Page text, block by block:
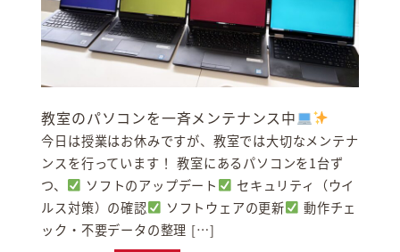
教室のパソコンを一斉メンテナンス中
今日は授業はお休みですが、教室では大切なメンテナ
ンスを行っています！ 教室にあるパソコンを1台ず
つ、
ソフトのアップデート
セキュリティ（ウイ
ルス対策）の確認
ソフトウェアの更新
動作チェ
ック・不要データの整理 […]